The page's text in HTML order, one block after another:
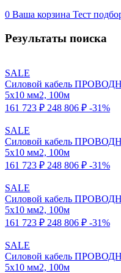
0 Ваша корзина Тест
Результаты поиска
SALE
Силовой кабель
5x10 мм2, 100м
161 723 ₽ 248 806 ₽ -31%
SALE
Силовой кабель
5x10 мм2, 100м
161 723 ₽ 248 806 ₽ -31%
SALE
Силовой кабель
5x10 мм2, 100м
161 723 ₽ 248 806 ₽ -31%
SALE
Силовой кабель
5x10 мм2, 100м